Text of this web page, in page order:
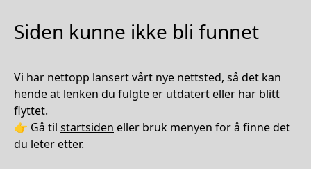
Siden kunne ikke bli funnet
Vi har nettopp lansert vårt nye nettsted, så det kan
hende at lenken du fulgte er utdatert eller har blitt
flyttet.
👉 Gå til startsiden eller bruk menyen for å finne det
du leter etter.